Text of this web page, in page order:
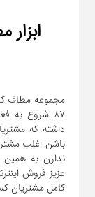
مجموعه مطاف
۸۷ شروع
داشته که
باشن اغلب
ندارن به
عزیز فروش
کامل مشتریان